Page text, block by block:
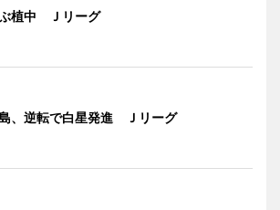
植中 Ｊリーグ
、逆転で白星発進 Ｊリーグ